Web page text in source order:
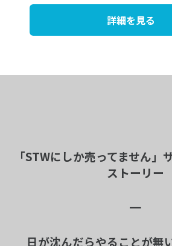
詳細を見る
「STWにしか売ってません」
ストーリー
━
日が沈んだらやることが